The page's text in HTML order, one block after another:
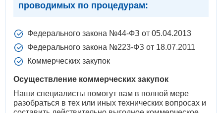
проводимых по процедурам:
Федерального закона №44-ФЗ от 05.04.2013
Федерального закона №223-ФЗ от 18.07.2011
Коммерческих закупок
Осуществление коммерческих закупок
Наши специалисты помогут вам в полной мере
разобраться в тех или иных технических вопросах и